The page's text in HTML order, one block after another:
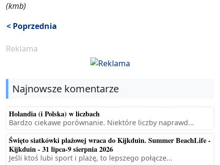
(kmb)
< Poprzednia
Reklama
Najnowsze komentarze
Holandia (i Polska) w liczbach
Bardzo ciekawe porównanie. Niektóre liczby naprawd...
Święto siatkówki plażowej wraca do Kijkduin. Summer BeachLife -
Kijkduin - 31 lipca-9 sierpnia 2026
Jeśli ktoś lubi sport i plażę, to lepszego połącze...